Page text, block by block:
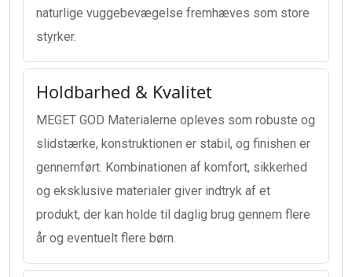
naturlige vuggebevægelse fremhæves som store
styrker.
Holdbarhed & Kvalitet
MEGET GOD Materialerne opleves som robuste og
slidstærke, konstruktionen er stabil, og finishen er
gennemført. Kombinationen af komfort, sikkerhed
og eksklusive materialer giver indtryk af et
produkt, der kan holde til daglig brug gennem flere
år og eventuelt flere børn.